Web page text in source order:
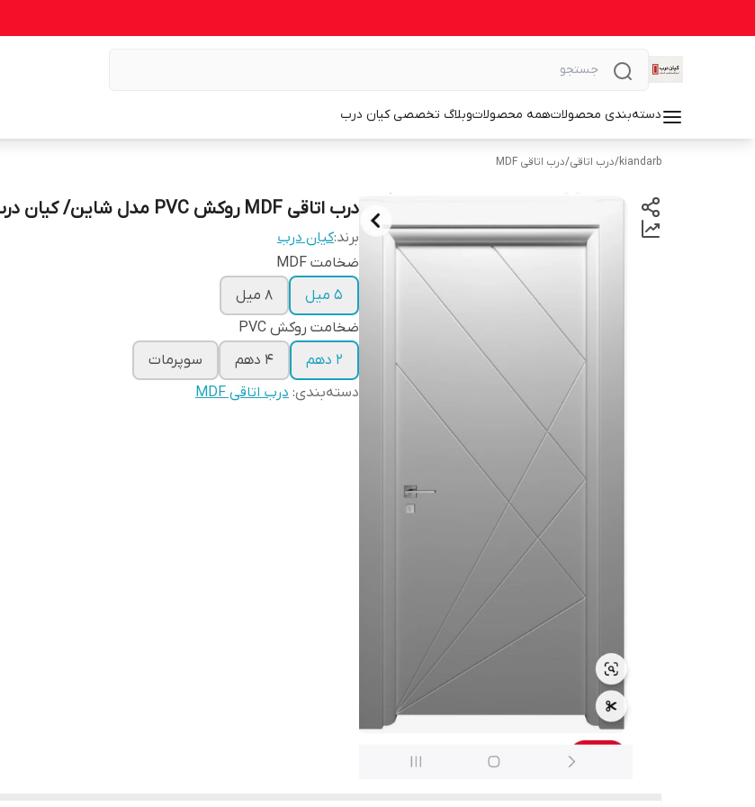
دسته‌بندی محصولاتهمه محصولاتوبلاگ تخصصی کیان درب
kiandarb
/درب اتاقی/درب اتاقی MDF
درب اتاقی MDF روکش PVC مدل شاین/ کیان درب
برند:کیان درب
ضخامت MDF
۵ میل
۸ میل
ضخامت روکش PVC
۲ دهم
۴ دهم
سوپرمات
دسته‌بندی: درب اتاقی MDF